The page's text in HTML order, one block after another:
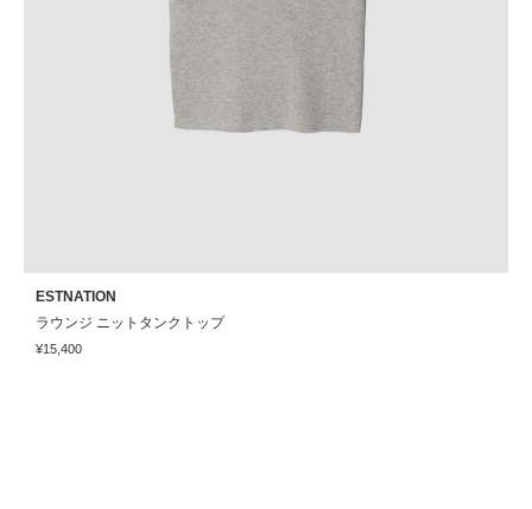
ESTNATION
ラウンジ ニットタンクトップ
¥15,400